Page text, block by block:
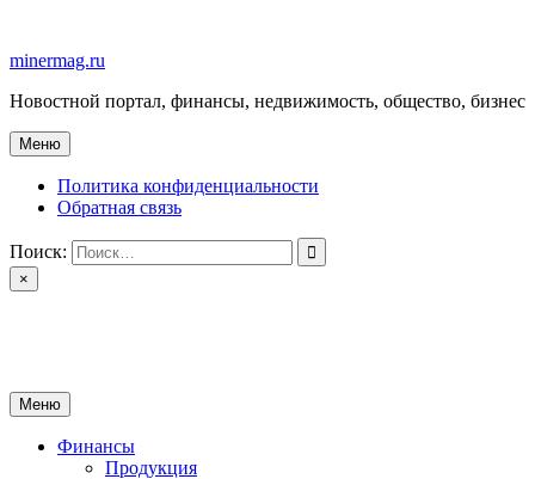
содержимому
minermag.ru
Новостной портал, финансы, недвижимость, общество, бизнес
Меню
Политика конфиденциальности
Обратная связь
Поиск:
×
Меню
Финансы
Продукция